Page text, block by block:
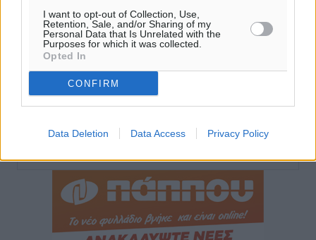
I want to opt-out of Collection, Use,
Retention, Sale, and/or Sharing of my
Personal Data that Is Unrelated with the
Purposes for which it was collected.
Opted In
CONFIRM
Data Deletion Data Access Privacy Policy
Ειδήσεις• πριν 54 λεπτά
Ακαθάριστα οικόπεδα: Τι γίνεται όταν ο ιδιοκτήτης
δεν τα καθαρίσει – Πώς κινούνται δήμοι και ΠΣ,
ποιος πληρώνει τον λογαριασμό
Τοπικές Ειδήσεις• πριν 1 ώρα
από Γερμανούς
πριν 1 ώρα
Οδηγός στη Ρόδο τράκαρε σταθμευμένο αυτοκίνητο,